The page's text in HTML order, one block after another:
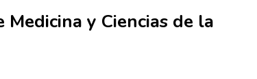
Medicina y Ciencias de la